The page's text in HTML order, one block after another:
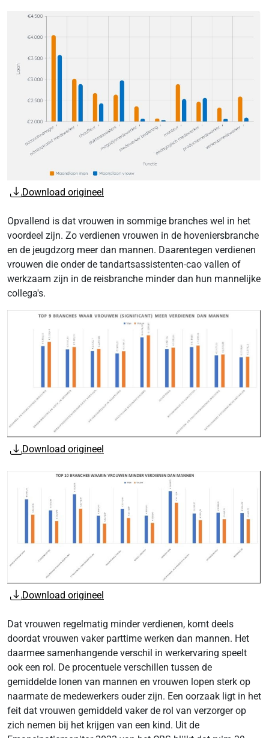
Download origineel
Opvallend is dat vrouwen in sommige branches wel in het
voordeel zijn. Zo verdienen vrouwen in de hoveniersbranche
en de jeugdzorg meer dan mannen. Daarentegen verdienen
vrouwen die onder de tandartsassistenten-cao vallen of
werkzaam zijn in de reisbranche minder dan hun mannelijke
collega's.
Download origineel
Download origineel
Dat vrouwen regelmatig minder verdienen, komt deels
doordat vrouwen vaker parttime werken dan mannen. Het
daarmee samenhangende verschil in werkervaring speelt
ook een rol. De procentuele verschillen tussen de
gemiddelde lonen van mannen en vrouwen lopen sterk op
naarmate de medewerkers ouder zijn. Een oorzaak ligt in het
feit dat vrouwen gemiddeld vaker de rol van verzorger op
zich nemen bij het krijgen van een kind. Uit de